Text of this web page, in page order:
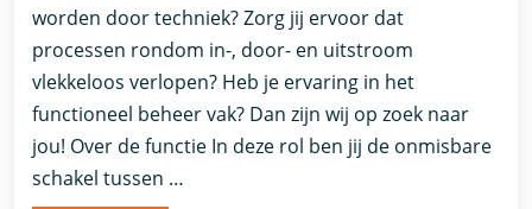
worden door techniek? Zorg jij ervoor dat
processen rondom in-, door- en uitstroom
vlekkeloos verlopen? Heb je ervaring in het
functioneel beheer vak? Dan zijn wij op zoek naar
jou! Over de functie In deze rol ben jij de onmisbare
schakel tussen …